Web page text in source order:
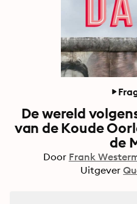
De wereld
van de Koude
de
Door Frank
Uitgever